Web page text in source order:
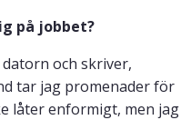
på jobbet?
och skriver,
tar jag promenader för
låter enformigt, men jag